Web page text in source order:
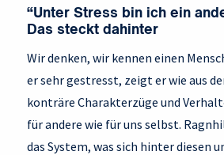
“Unter Stress bin ich ein
Das steckt dahinter
Wir denken, wir kennen einen
er sehr gestresst, zeigt er wie aus
konträre Charakterzüge und
für andere wie für uns selbst.
das System, was sich hinter diesen